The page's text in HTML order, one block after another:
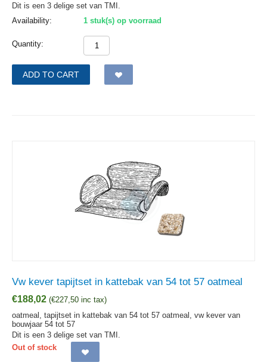
Dit is een 3 delige set van TMI.
Availability:
1 stuk(s) op voorraad
Quantity:
ADD TO CART
Vw kever tapijtset in kattebak van 54 tot 57 oatmeal
€188,02 (€227,50 inc tax)
oatmeal, tapijtset in kattebak van 54 tot 57 oatmeal, vw kever van
bouwjaar 54 tot 57
Dit is een 3 delige set van TMI.
Out of stock